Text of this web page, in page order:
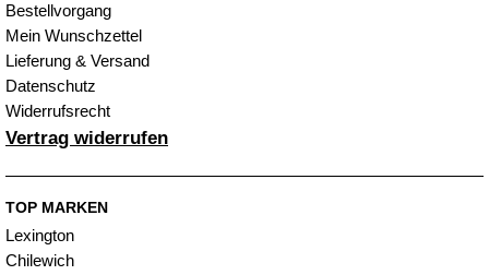
Bestellvorgang
Mein Wunschzettel
Lieferung & Versand
Datenschutz
Widerrufsrecht
Vertrag widerrufen
TOP MARKEN
Lexington
Chilewich